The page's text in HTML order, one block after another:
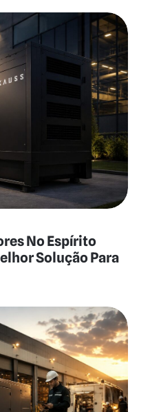
No Espírito
Solução Para